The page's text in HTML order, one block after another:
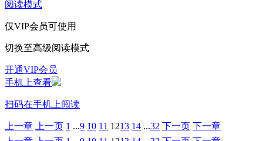
阅读模式
仅VIP会员可使用
切换至高级阅读模式
开通VIP会员
手机上查看
扫码在手机上阅读
上一章 上一页 1 ...9 10 11 1213 14 ...32 下一页 下一章